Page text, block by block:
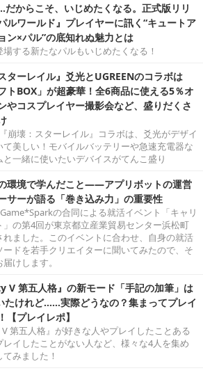
からこそ、いじめたくなる。正式版リリ
ルワールド』プレイヤーに訊く“キュートア
ン×パル”の底知れぬ魅力とは
場する新たなパルもいじめたくなる！
ターレイル』爻光とUGREENのコラボは
トBOX」が超豪華！全6商品に使える5％オ
やコスプレイヤー撮影会など、盛りだくさ
崩壊：スターレイル』コラボは、爻光がデザイ
て美しい！モバイルバッテリーや急速充電器な
と一緒に使いたいデバイスがてんこ盛り
環境で学んだこと――アプリボットの運営
サーが語る「巻き込み力」の重要性
の合同による就活イベント「キャリ
」の第4回が東京都立産業貿易センター浜松町
れました。このイベントに合わせ、自身の就活
ードを若手クリエイターに聞いてみたので、そ
けします。
V 第五人格』の新モード「手記の加筆」は
たけれど……実際どうなの？集まってプレイ
【プレイレポ】
V 第五人格』が好きな人やプレイしたことある
レイしたことがない人など、様々な4人を集め
みました！